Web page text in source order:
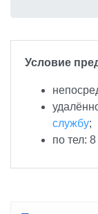
Условие
службу;
по тел: